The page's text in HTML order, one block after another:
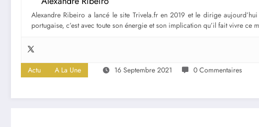
Alexandre Ribeiro a lancé le site Trivela.fr en 2019 et le dirige
portugaise, c’est avec toute son énergie et son implication qu’il fait vivre ce
Actu A La Une 16 Septembre 2021 0 Commentaires